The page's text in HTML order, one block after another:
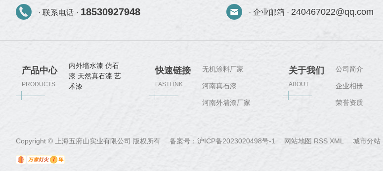
· 联系电话 · 18530927948 · 企业邮箱 · 240467022@qq.com
产品中心
PRODUCTS
内外墙水漆 仿石
漆 天然真石漆 艺
术漆
快速链接
FASTLINK
无机涂料厂家
河南真石漆
河南外墙漆厂家
关于我们
ABOUT
公司简介
企业相册
荣誉资质
Copyright © 上海五府山实业有限公司 版权所有 备案号： 沪ICP备2023020498号-1 网站地图 RSS XML 城市分站
城